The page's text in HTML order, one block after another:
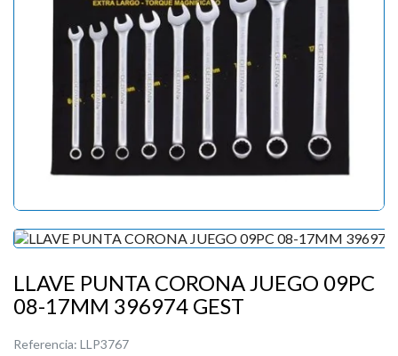
LLAVE PUNTA CORONA JUEGO 09PC
08-17MM 396974 GEST
Referencia: LLP3767